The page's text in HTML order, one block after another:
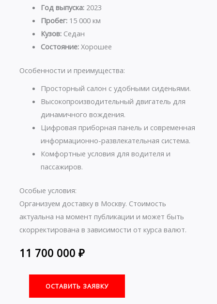
Год выпуска:2023
Пробег:15 000 км
Кузов:Седан
Состояние:Хорошее
Особенности и преимущества:
Просторный салон с удобными сиденьями.
Высокопроизводительный двигатель для
динамичного вождения.
Цифровая приборная панель и современная
информационно-развлекательная система.
Комфортные условия для водителя и
пассажиров.
Особые условия:
Организуем доставку в Москву. Стоимость
актуальна на момент публикации и может быть
скорректирована в зависимости от курса валют.
11 700 000 ₽
ОСТАВИТЬ ЗАЯВКУ